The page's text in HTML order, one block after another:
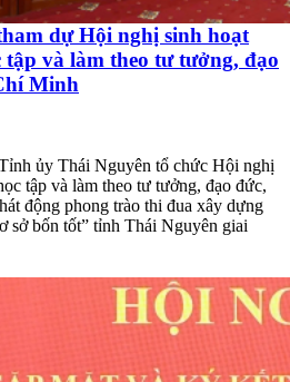
dự Hội nghị sinh hoạt
và làm theo tư tưởng, đạo
Minh
ủy Thái Nguyên tổ chức Hội nghị
tập và làm theo tư tưởng, đạo đức,
động phong trào thi đua xây dựng
sở bốn tốt” tỉnh Thái Nguyên giai